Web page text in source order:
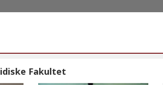
Fakultet